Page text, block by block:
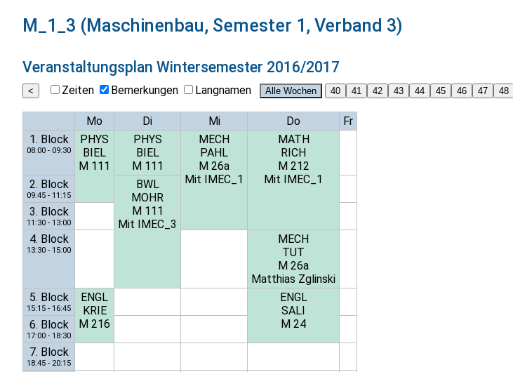
M_1_3 (Maschinenbau, Semester 1, Verband 3)
Veranstaltungsplan Wintersemester 2016/2017
Zeiten Bemerkungen Langnamen
Mo Di Mi Do
Fr
1. Block
08:00 - 09:30
PHYS
BIEL
M 111
PHYS
BIEL
M 111
MECH
PAHL
M 26a
Mit IMEC_1
MATH
RICH
M 212
Mit IMEC_1
2. Block
09:45 - 11:15
BWL
MOHR
M 111
Mit IMEC_3
3. Block
11:30 - 13:00
4. Block
13:30 - 15:00
MECH
TUT
M 26a
Matthias Zglinski
5. Block
15:15 - 16:45
ENGL
KRIE
M 216
ENGL
SALI
M 24
6. Block
17:00 - 18:30
7. Block
18:45 - 20:15